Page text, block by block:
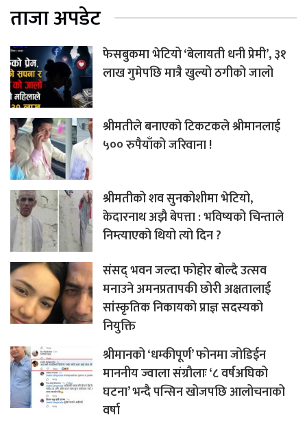
ताजा अपडेट
फेसबुकमा भेटियो ‘बेलायती धनी प्रेमी’, ३१
लाख गुमेपछि मात्रै खुल्यो ठगीको जालो
श्रीमतीले बनाएको टिकटकले श्रीमानलाई
५०० रुपैयाँको जरिवाना !
श्रीमतीको शव सुनकोशीमा भेटियो,
केदारनाथ अझै बेपत्ता : भविष्यको चिन्ताले
निम्त्याएको थियो त्यो दिन ?
संसद् भवन जल्दा फोहोर बोल्दै उत्सव
मनाउने अमनप्रतापकी छोरी अक्षतालाई
सांस्कृतिक निकायको प्राज्ञ सदस्यको
नियुक्ति
श्रीमानको ‘धम्कीपूर्ण’ फोनमा जोडिईन
माननीय ज्वाला संग्रौलाः ‘८ वर्षअघिको
घटना’ भन्दै पन्सिन खोजपछि आलोचनाको
वर्षा